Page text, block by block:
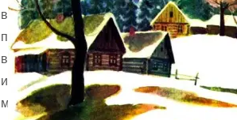
вскоре
присоединились
вороны
и
множество